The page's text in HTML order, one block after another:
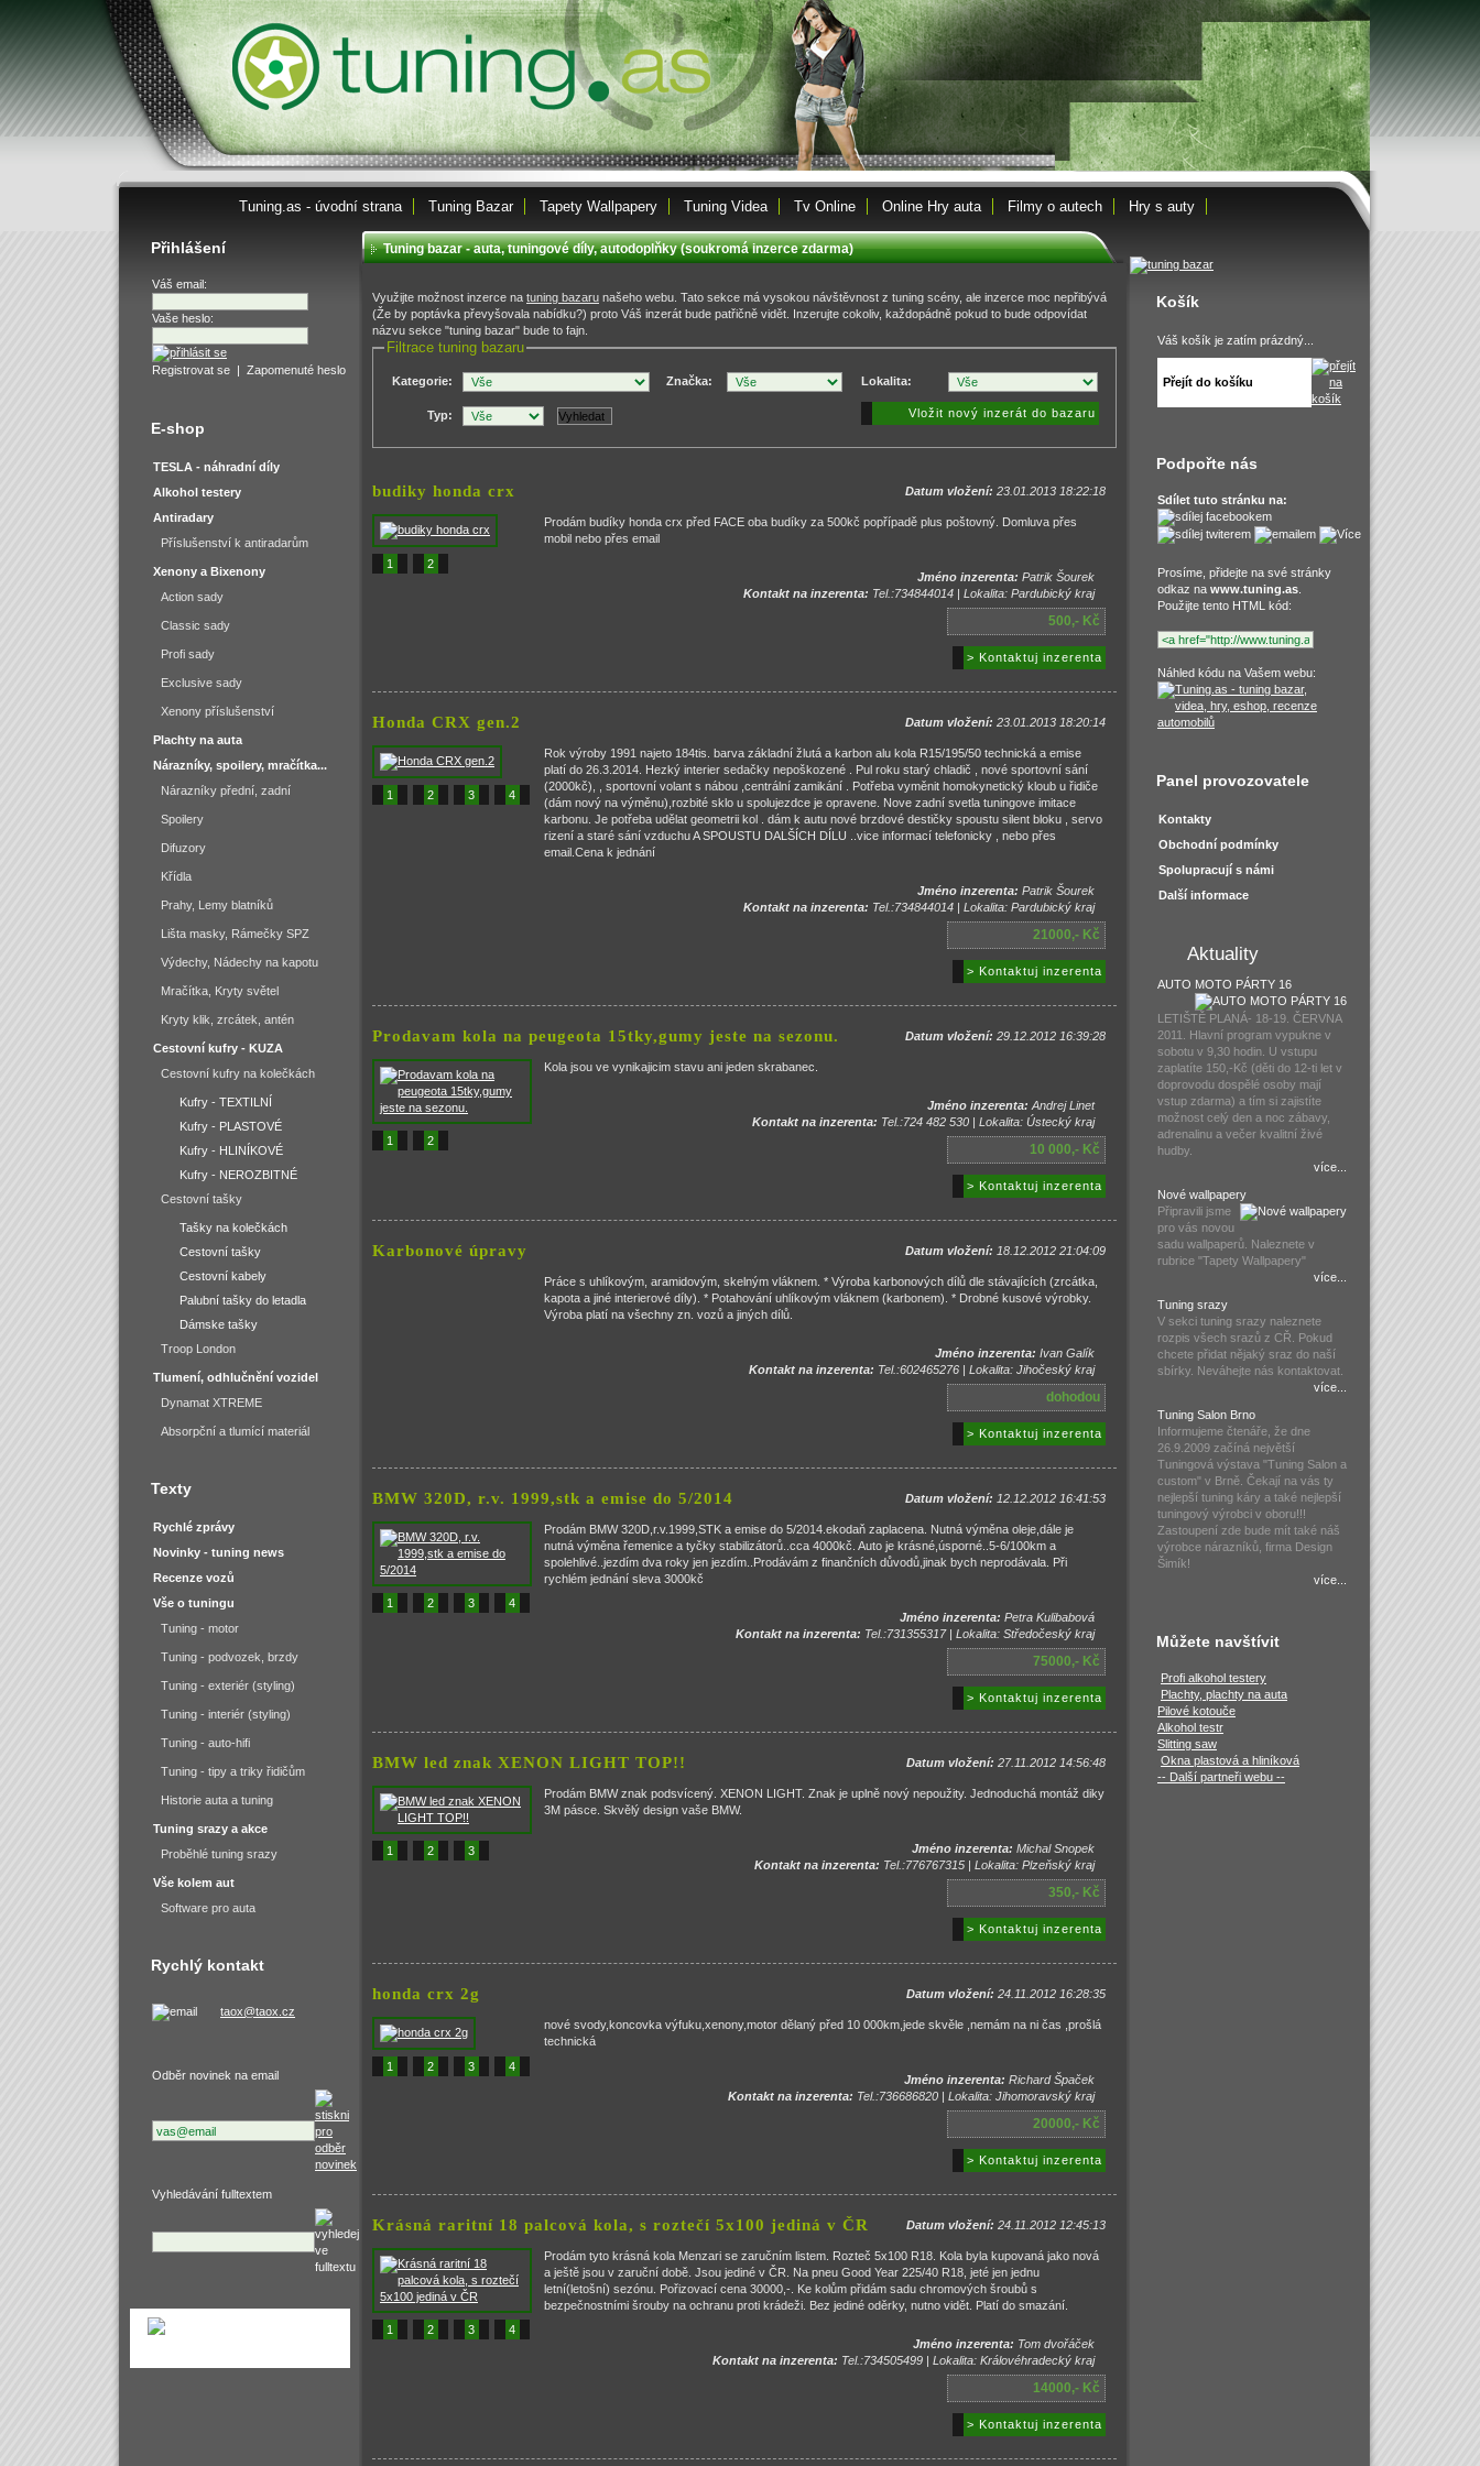
Tuning.as - úvodní strana Tuning Bazar Tapety Wallpapery Tuning Videa Tv Online Online Hry auta Filmy o autech Hry s auty
Tuning bazar - auta, tuningové díly, autodoplňky (soukromá inzerce zdarma)
Využijte možnost inzerce na tuning bazaru našeho webu. Tato sekce má vysokou návštěvnost z tuning scény, ale inzerce moc nepřibývá
(Že by poptávka převyšovala nabídku?) proto Váš inzerát bude patřičně vidět. Inzerujte cokoliv, každopádně pokud to bude odpovídat
názvu sekce "tuning bazar" bude to fajn.
Filtrace tuning bazaru
Kategorie: Značka: Lokalita:
Typ: Vložit nový inzerát do bazaru
budiky honda crx Datum vložení: 23.01.2013 18:22:18
1 2
Prodám budíky honda crx před FACE oba budíky za 500kč popřípadě plus poštovný. Domluva přes
mobil nebo přes email
Jméno inzerenta: Patrik Šourek
Kontakt na inzerenta: Tel.:734844014 | Lokalita: Pardubický kraj
500,- Kč
> Kontaktuj inzerenta
Honda CRX gen.2 Datum vložení: 23.01.2013 18:20:14
1 2 3 4
Rok výroby 1991 najeto 184tis. barva základní žlutá a karbon alu kola R15/195/50 technická a emise
platí do 26.3.2014. Hezký interier sedačky nepoškozené . Pul roku starý chladič , nové sportovní sání
(2000kč), , sportovní volant s nábou ,centrální zamikání . Potřeba vyměnit homokynetický kloub u řidiče
(dám nový na výměnu),rozbité sklo u spolujezdce je opravene. Nove zadní svetla tuningove imitace
karbonu. Je potřeba udělat geometrii kol . dám k autu nové brzdové destičky spoustu silent bloku , servo
rizení a staré sání vzduchu A SPOUSTU DALŠÍCH DÍLU ..vice informací telefonicky , nebo přes
email.Cena k jednání
Jméno inzerenta: Patrik Šourek
Kontakt na inzerenta: Tel.:734844014 | Lokalita: Pardubický kraj
21000,- Kč
> Kontaktuj inzerenta
Prodavam kola na peugeota 15tky,gumy jeste na sezonu. Datum vložení: 29.12.2012 16:39:28
1 2
Kola jsou ve vynikajicim stavu ani jeden skrabanec.
Jméno inzerenta: Andrej Linet
Kontakt na inzerenta: Tel.:724 482 530 | Lokalita: Ústecký kraj
10 000,- Kč
> Kontaktuj inzerenta
Karbonové úpravy Datum vložení: 18.12.2012 21:04:09
Práce s uhlíkovým, aramidovým, skelným vláknem. * Výroba karbonových dílů dle stávajících (zrcátka,
kapota a jiné interierové díly). * Potahování uhlíkovým vláknem (karbonem). * Drobné kusové výrobky.
Výroba platí na všechny zn. vozů a jiných dílů.
Jméno inzerenta: Ivan Galík
Kontakt na inzerenta: Tel.:602465276 | Lokalita: Jihočeský kraj
dohodou
> Kontaktuj inzerenta
BMW 320D, r.v. 1999,stk a emise do 5/2014 Datum vložení: 12.12.2012 16:41:53
1 2 3 4
Prodám BMW 320D,r.v.1999,STK a emise do 5/2014.ekodaň zaplacena. Nutná výměna oleje,dále je
nutná výměna řemenice a tyčky stabilizátorů..cca 4000kč. Auto je krásné,úsporné..5-6/100km a
spolehlivé..jezdím dva roky jen jezdím..Prodávám z finančních důvodů,jinak bych neprodávala. Při
rychlém jednání sleva 3000kč
Jméno inzerenta: Petra Kulibabová
Kontakt na inzerenta: Tel.:731355317 | Lokalita: Středočeský kraj
75000,- Kč
> Kontaktuj inzerenta
BMW led znak XENON LIGHT TOP!! Datum vložení: 27.11.2012 14:56:48
1 2 3
Prodám BMW znak podsvícený. XENON LIGHT. Znak je uplně nový nepoužity. Jednoduchá montáž diky
3M pásce. Skvělý design vaše BMW.
Jméno inzerenta: Michal Snopek
Kontakt na inzerenta: Tel.:776767315 | Lokalita: Plzeňský kraj
350,- Kč
> Kontaktuj inzerenta
honda crx 2g Datum vložení: 24.11.2012 16:28:35
1 2 3 4
nové svody,koncovka výfuku,xenony,motor dělaný před 10 000km,jede skvěle ,nemám na ni čas ,prošlá
technická
Jméno inzerenta: Richard Špaček
Kontakt na inzerenta: Tel.:736686820 | Lokalita: Jihomoravský kraj
20000,- Kč
> Kontaktuj inzerenta
Krásná raritní 18 palcová kola, s roztečí 5x100 jediná v ČR Datum vložení: 24.11.2012 12:45:13
1 2 3 4
Prodám tyto krásná kola Menzari se zaručním listem. Rozteč 5x100 R18. Kola byla kupovaná jako nová
a ještě jsou v zaruční době. Jsou jediné v ČR. Na pneu Good Year 225/40 R18, jeté jen jednu
letní(letošní) sezónu. Pořizovací cena 30000,-. Ke kolům přidám sadu chromových šroubů s
bezpečnostními šrouby na ochranu proti krádeži. Bez jediné oděrky, nutno vidět. Platí do smazání.
Jméno inzerenta: Tom dvořáček
Kontakt na inzerenta: Tel.:734505499 | Lokalita: Královéhradecký kraj
14000,- Kč
> Kontaktuj inzerenta
Přihlášení
Váš email:
Vaše heslo:
Registrovat se | Zapomenuté heslo
E-shop
TESLA - náhradní díly
Alkohol testery
Antiradary
Příslušenství k antiradarům
Xenony a Bixenony
Action sady
Classic sady
Profi sady
Exclusive sady
Xenony příslušenství
Plachty na auta
Nárazníky, spoilery, mračítka...
Nárazníky přední, zadní
Spoilery
Difuzory
Křídla
Prahy, Lemy blatníků
Lišta masky, Rámečky SPZ
Výdechy, Nádechy na kapotu
Mračítka, Kryty světel
Kryty klik, zrcátek, antén
Cestovní kufry - KUZA
Cestovní kufry na kolečkách
Kufry - TEXTILNÍ
Kufry - PLASTOVÉ
Kufry - HLINÍKOVÉ
Kufry - NEROZBITNÉ
Cestovní tašky
Tašky na kolečkách
Cestovní tašky
Cestovní kabely
Palubní tašky do letadla
Dámske tašky
Troop London
Tlumení, odhlučnění vozidel
Dynamat XTREME
Absorpční a tlumící materiál
Texty
Rychlé zprávy
Novinky - tuning news
Recenze vozů
Vše o tuningu
Tuning - motor
Tuning - podvozek, brzdy
Tuning - exteriér (styling)
Tuning - interiér (styling)
Tuning - auto-hifi
Tuning - tipy a triky řidičům
Historie auta a tuning
Tuning srazy a akce
Proběhlé tuning srazy
Vše kolem aut
Software pro auta
Rychlý kontakt
taox@taox.cz
Odběr novinek na email
Vyhledávání fulltextem
Košík
Váš košík je zatím prázdný...
Přejít do košíku
Podpořte nás
Sdílet tuto stránku na:
Prosíme, přidejte na své stránky
odkaz na www.tuning.as
Použijte tento HTML kód:
Náhled kódu na Vašem webu:
Panel provozovatele
Kontakty
Obchodní podmínky
Spolupracují s námi
Další informace
Aktuality
AUTO MOTO PÁRTY 16
LETIŠTĚ PLANÁ- 18-19. ČERVNA
2011. Hlavní program vypukne v
sobotu v 9,30 hodin. U vstupu
zaplatíte 150,-Kč (děti do 12-ti let v
doprovodu dospělé osoby mají
vstup zdarma) a tím si zajistíte
možnost celý den a noc zábavy,
adrenalinu a večer kvalitní živé
hudby.
více...
Nové wallpapery
Připravili jsme
pro vás novou
sadu wallpaperů. Naleznete v
rubrice "Tapety Wallpapery"
více...
Tuning srazy
V sekci tuning srazy naleznete
rozpis všech srazů z CŘ. Pokud
chcete přidat nějaký sraz do naší
sbírky. Neváhejte nás kontaktovat.
více...
Tuning Salon Brno
Informujeme čtenáře, že dne
26.9.2009 začíná největší
Tuningová výstava "Tuning Salon a
custom" v Brně. Čekají na vás ty
nejlepší tuning káry a také nejlepší
tuningový výrobci v oboru!!!
Zastoupení zde bude mít také náš
výrobce nárazníků, firma Design
Šimík!
více...
Můžete navštívit
Profi alkohol testery
Plachty, plachty na auta
Pilové kotouče
Alkohol testr
Slitting saw
Okna plastová a hliníková
-- Další partneři webu --